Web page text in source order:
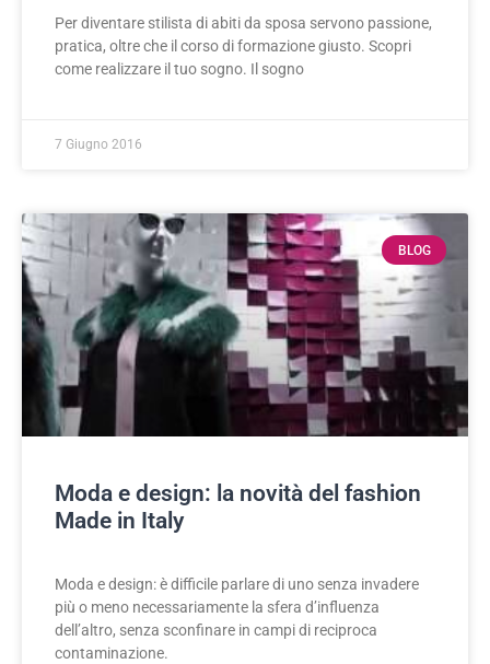
Per diventare stilista di abiti da sposa servono passione,
pratica, oltre che il corso di formazione giusto. Scopri
come realizzare il tuo sogno. Il sogno
7 Giugno 2016
BLOG
Moda e design: la novità del fashion
Made in Italy
Moda e design: è difficile parlare di uno senza invadere
più o meno necessariamente la sfera d’influenza
dell’altro, senza sconfinare in campi di reciproca
contaminazione.